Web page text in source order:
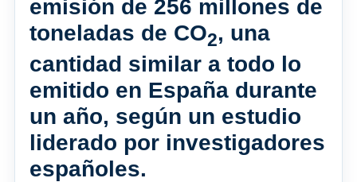
emisión de 256 millones de
toneladas de CO2, una
cantidad similar a todo lo
emitido en España durante
un año, según un estudio
liderado por investigadores
españoles.